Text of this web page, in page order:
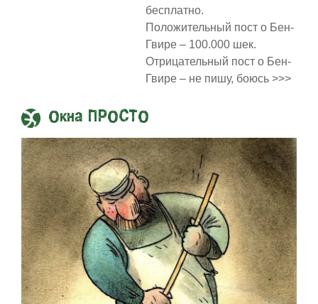
бесплатно.
Положительный пост о Бен-
Гвире – 100.000 шек.
Отрицательный пост о Бен-
Гвире – не пишу, боюсь >>>
Окна ПРОСТО